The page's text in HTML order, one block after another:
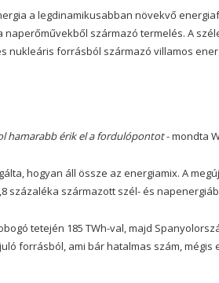
a legdinamikusabban növekvő
származó termelés. A
nukleáris forrásból származó villamos
hamarabb érik el a fordulópontot- mondta
hogyan áll össze az energiamix. A
százaléka származott szél- és
tetején 185 TWh-val, majd
forrásból, ami bár hatalmas szám, mégis